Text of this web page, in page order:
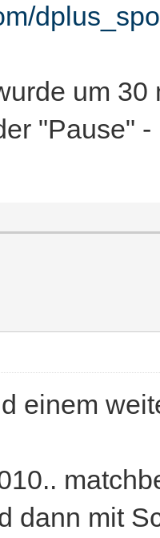
um
"Pause"
einem
dann mit